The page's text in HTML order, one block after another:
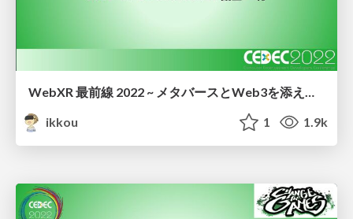
WebXR 最前線 2022 ~ メタバースとWeb3を添えて / WebXR Frontline 2022
ikkou
1 1.9k